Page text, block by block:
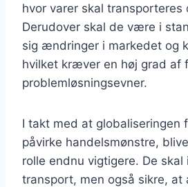
hvor varer skal transporteres
Derudover skal de være i
sig ændringer i markedet og
hvilket kræver en høj grad af
problemløsningsevner.
I takt med at
påvirke handelsmønstre,
rolle endnu vigtigere. De
transport, men også sikre, at